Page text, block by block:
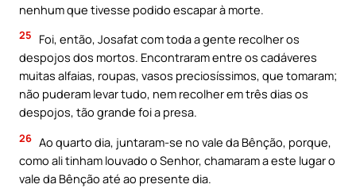
nenhum que tivesse podido escapar à morte.
25
Foi, então, Josafat com toda a gente recolher os
despojos dos mortos. Encontraram entre os cadáveres
muitas alfaias, roupas, vasos preciosíssimos, que tomaram;
não puderam levar tudo, nem recolher em três dias os
despojos, tão grande foi a presa.
26 Ao quarto dia, juntaram-se no vale da Bênção, porque,
como ali tinham louvado o Senhor, chamaram a este lugar o
vale da Bênção até ao presente dia.